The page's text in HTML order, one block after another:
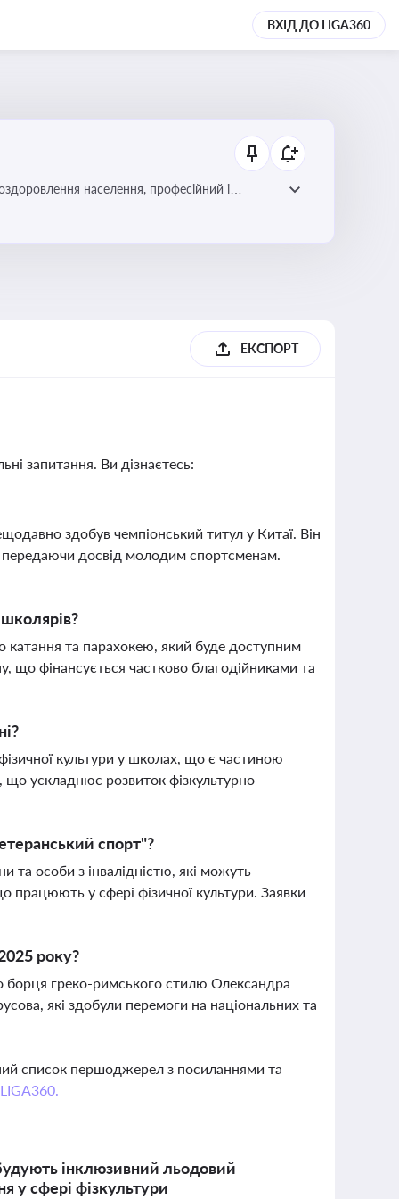
ВХІД ДО LIGA360
населення, професійний і
ЕКСПОРТ
запитання. Ви дізнаєтесь:
здобув чемпіонський титул у Китаї. Він
передаючи досвід молодим спортсменам.
та парахокею, який буде доступним
що фінансується частково благодійниками та
культури у школах, що є частиною
що ускладнює розвиток фізкультурно-
спорт"?
та особи з інвалідністю, які можуть
працюють у сфері фізичної культури. Заявки
року?
борця греко-римського стилю Олександра
які здобули перемоги на національних та
список першоджерел з посиланнями та
інклюзивний льодовий
у сфері фізкультури